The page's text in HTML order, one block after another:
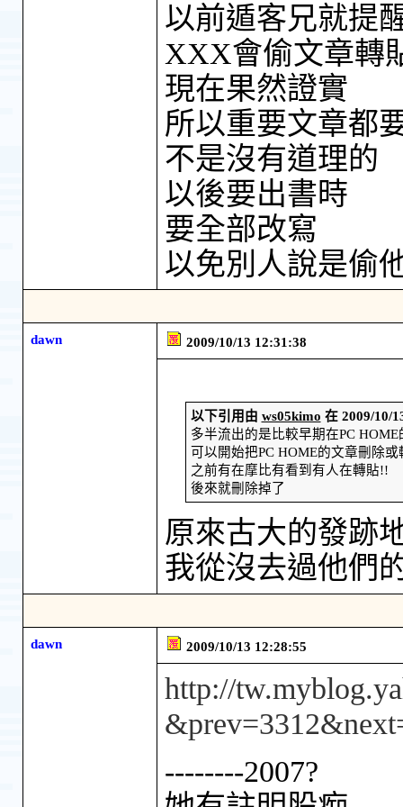
以前遁客兄就提
XXX會偷文章轉
現在果然證實
所以重要文章都
不是沒有道理的
以後要出書時
要全部改寫
以免別人說是偷
dawn 2009/10/13 12:31:38
以下引用由 ws05kimo 在 2009/10/
多半流出的是比較早期在PC HOME
可以開始把PC HOME的文章刪除
之前有在摩比有看到有人在轉貼!!
後來就刪除掉了
原來古大的發跡
我從沒去過他們
dawn 2009/10/13 12:28:55
http://
--------2007?